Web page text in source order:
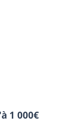
1 000€